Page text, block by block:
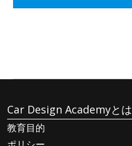
Car Design Academyとは
教育目的